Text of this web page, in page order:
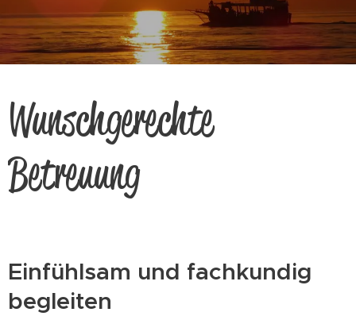
Wunschgerechte
Betreuung
Einfühlsam und fachkundig
begleiten